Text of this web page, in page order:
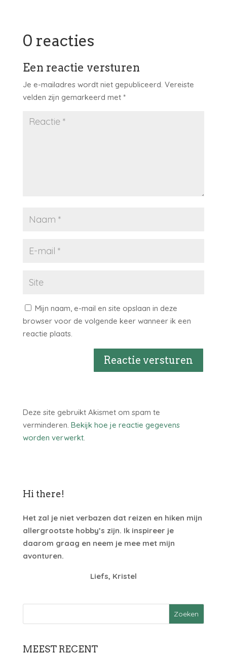
0 reacties
Een reactie versturen
Je e-mailadres wordt niet gepubliceerd. Vereiste
velden zijn gemarkeerd met *
Mijn naam, e-mail en site opslaan in deze
browser voor de volgende keer wanneer ik een
reactie plaats.
Reactie versturen
Deze site gebruikt Akismet om spam te
verminderen. Bekijk hoe je reactie gegevens
worden verwerkt.
Hi there!
Het zal je niet verbazen dat reizen en hiken mijn
allergrootste hobby’s zijn. Ik inspireer je
daarom graag en neem je mee met mijn
avonturen.
Liefs, Kristel
MEEST RECENT